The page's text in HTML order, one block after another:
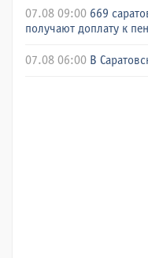
07.08 09:00 669
получают доплату к
07.08 06:00 В